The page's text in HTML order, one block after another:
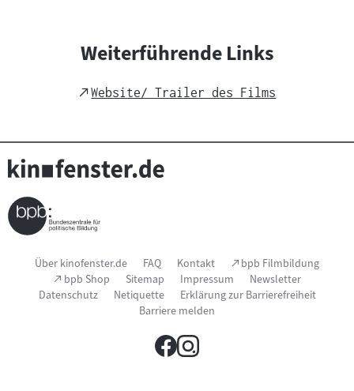
t
e
r
a
:
Weiterführende Links
External
Website/ Trailer des Films
Seitenfußnavigation
Über kinofenster.de FAQ Kontakt (Link
öffnet
im
neuen
bpb Filmbildung
(Link
öffnet
im
bpb Shop Sitemap Impressum
Newsletter
Datenschutz
Netiquette
Erklärung zur Barrierefreiheit
Barriere melden